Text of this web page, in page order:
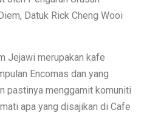
Datuk Rick Cheng Wooi
Jejawi merupakan kafe
Encomas dan yang
pastinya menggamit komuniti
apa yang disajikan di Cafe